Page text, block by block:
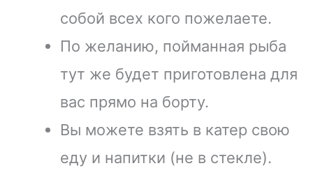
собой всех кого пожелаете.
По желанию, пойманная рыба
тут же будет приготовлена для
вас прямо на борту.
Вы можете взять в катер свою
еду и напитки (не в стекле).